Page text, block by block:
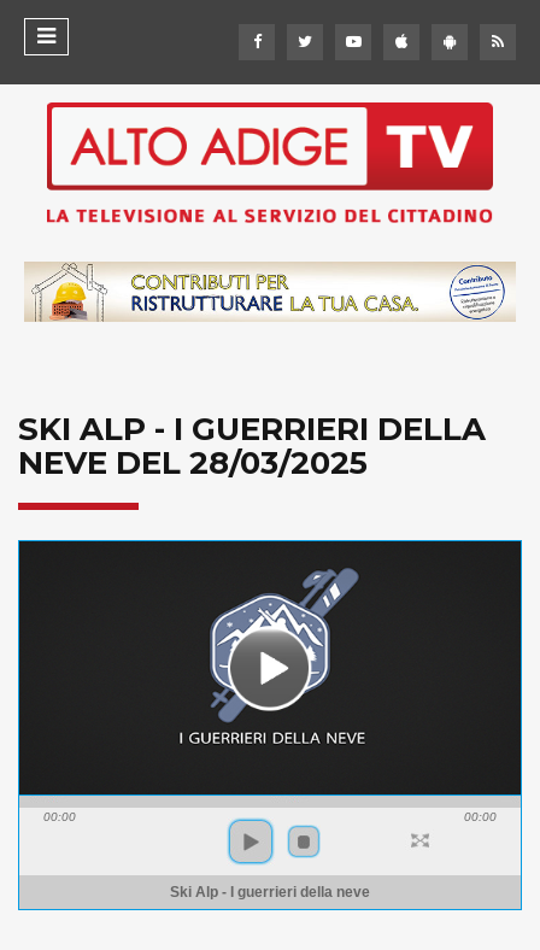
SKI ALP - I GUERRIERI DELLA
NEVE DEL 28/03/2025
00:00 00:00
Ski Alp - I guerrieri della neve